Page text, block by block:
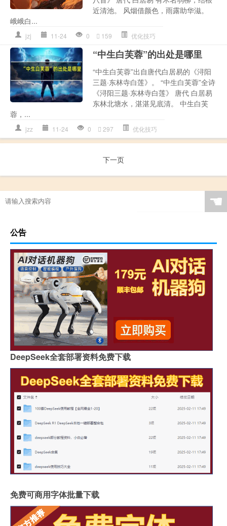
近清池。 风烟借颜色，雨露助华滋。
峨峨白...
jzj 11-24 0 159 优化技巧
“中生白芙蓉”的出处是哪里
“中生白芙蓉”出自唐代白居易的《浔阳
三题·东林寺白莲》。 “中生白芙蓉”全诗
《浔阳三题·东林寺白莲》 唐代 白居易
东林北塘水，湛湛见底清。 中生白芙
蓉，...
jzz 11-24 0 297 优化技巧
下一页
☚
公告
DeepSeek全套部署资料免费下载
免费可商用字体批量下载